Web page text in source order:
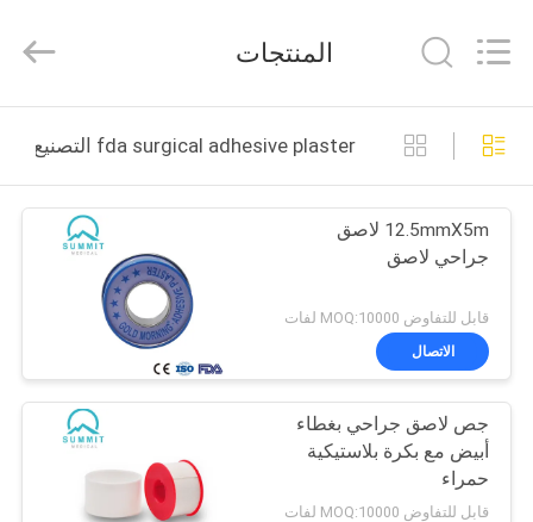
منزل،
بيت
منتجات
عرض
الواقع
الافتراضي
معلومات
Reserved.
المنتجات
fda surgical adhesive plaster التصنيع عبر الإنترنت
12.5mmX5m لاصق
جراحي لاصق
قابل للتفاوض MOQ:10000 لفات
الاتصال
جص لاصق جراحي بغطاء
أبيض مع بكرة بلاستيكية
حمراء
قابل للتفاوض MOQ:10000 لفات